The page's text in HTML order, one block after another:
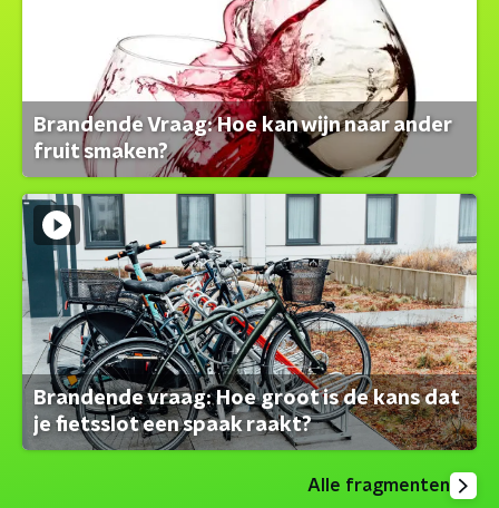
Brandende Vraag: Hoe kan wijn naar ander
fruit smaken?
Brandende vraag: Hoe groot is de kans dat
je fietsslot een spaak raakt?
Alle fragmenten